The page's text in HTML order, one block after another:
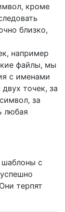
кроме
близко,
например
файлы, мы
с именами
точек, за
за
любая
с
терпят